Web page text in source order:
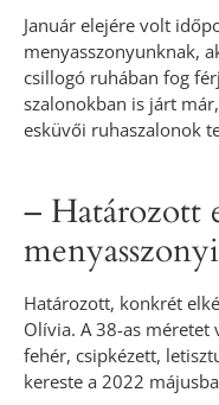
Január elejére volt
menyasszonyunknak,
csillogó ruhában fog
szalonokban is járt
esküvői ruhaszalonok
– Határozott
Határozott, konkrét
Olívia. A 38-as méretet
fehér, csipkézett,
kereste a 2022